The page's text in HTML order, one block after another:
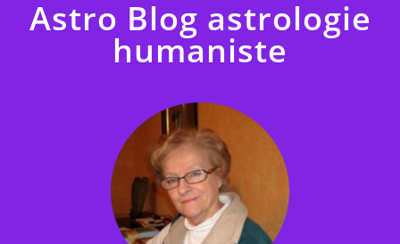
Astro Blog astrologie
humaniste